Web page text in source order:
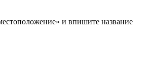
и впишите название